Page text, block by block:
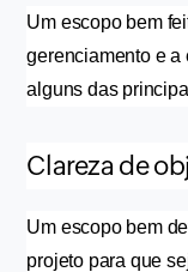
Um escopo bem
gerenciamento e a
alguns das
Clareza de
Um escopo bem
projeto para que